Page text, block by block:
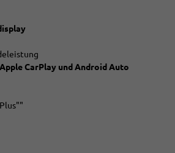
CarPlay und Android Auto